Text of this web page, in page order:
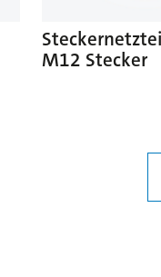
M12 Stecker